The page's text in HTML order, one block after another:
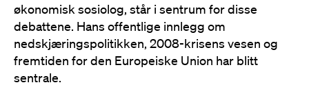
økonomisk sosiolog, står i sentrum for disse
debattene. Hans offentlige innlegg om
nedskjæringspolitikken, 2008-krisens vesen og
fremtiden for den Europeiske Union har blitt
sentrale.